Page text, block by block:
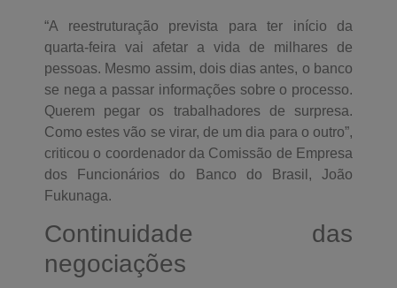
“A reestruturação prevista para ter início da
quarta-feira vai afetar a vida de milhares de
pessoas. Mesmo assim, dois dias antes, o banco
se nega a passar informações sobre o processo.
Querem pegar os trabalhadores de surpresa.
Como estes vão se virar, de um dia para o outro”,
criticou o coordenador da Comissão de Empresa
dos Funcionários do Banco do Brasil, João
Fukunaga.
Continuidade das
negociações